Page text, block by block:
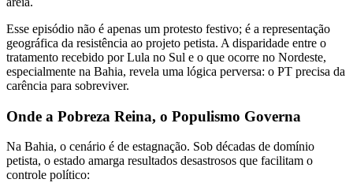
Esse episódio não é apenas um protesto festivo; é a representação
geográfica da resistência ao projeto petista. A disparidade entre o
tratamento recebido por Lula no Sul e o que ocorre no Nordeste,
especialmente na Bahia, revela uma lógica perversa: o PT precisa da
carência para sobreviver.
Onde a Pobreza Reina, o Populismo Governa
Na Bahia, o cenário é de estagnação. Sob décadas de domínio
petista, o estado amarga resultados desastrosos que facilitam o
controle político: